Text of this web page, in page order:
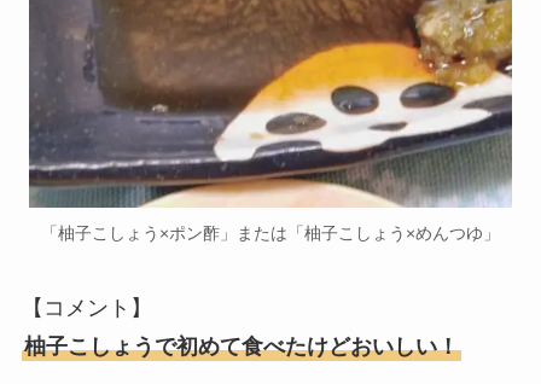
「柚子こしょう×ポン酢」または「柚子こしょう×めんつゆ」
【コメント】
柚子こしょうで初めて食べたけどおいしい！